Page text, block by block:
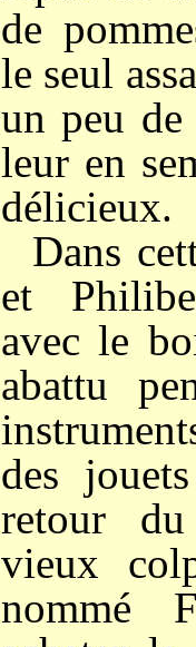
de
le seul
un peu
leur en
délicieux.
Dans
et
avec le
abattu
des
retour
vieux
nommé